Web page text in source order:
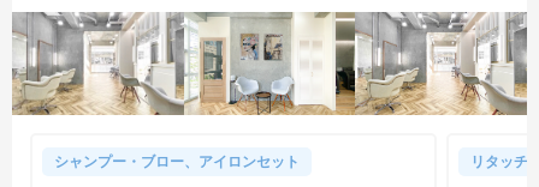
シャンプー・ブロー、アイロンセット リタッチ